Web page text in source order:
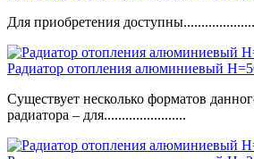
Для приобретения
Радиатор отопления алюминиевый
Существует несколько форматов
радиатора – для.......................